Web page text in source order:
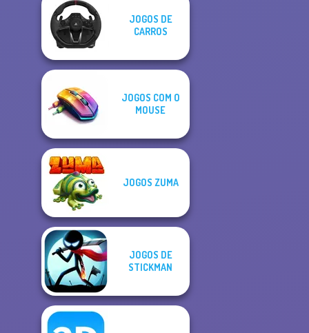
Cut The Rope
Magic
JOGOS DE
CARROS
JOGOS COM O
MOUSE
JOGOS ZUMA
JOGOS DE
STICKMAN